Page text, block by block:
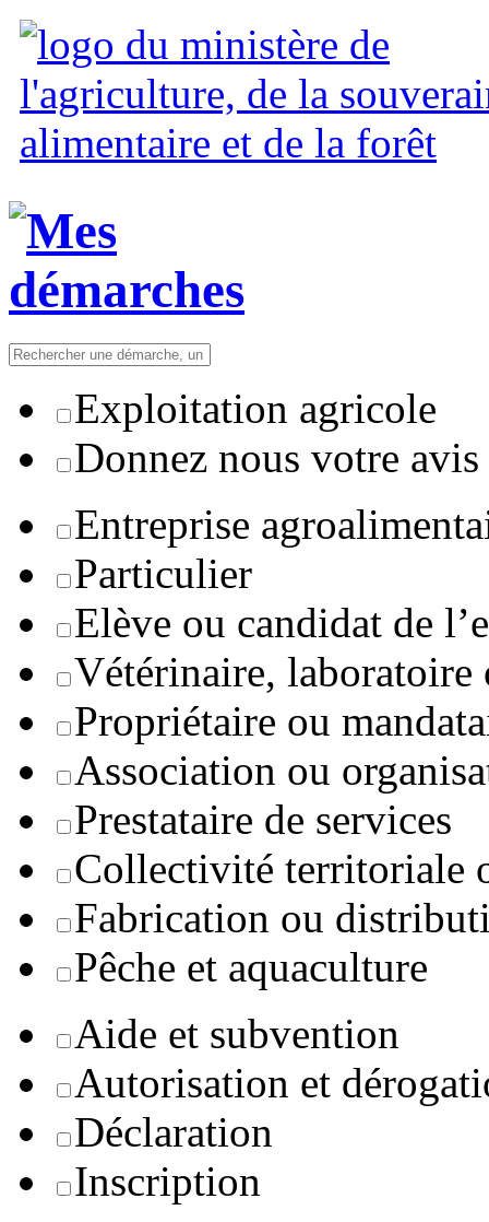
Exploitation agricole
Donnez nous votre avis
Entreprise
Particulier
Elève ou candidat de
Vétérinaire, laboratoire
Propriétaire ou
Association ou
Prestataire de services
Collectivité territoriale
Fabrication ou
Pêche et aquaculture
Aide et subvention
Autorisation et
Déclaration
Inscription